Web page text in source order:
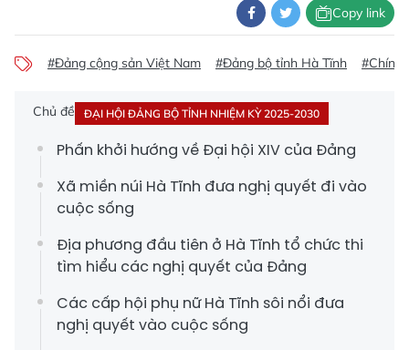
Copy link
#Đảng cộng sản Việt Nam #Đảng bộ tỉnh Hà Tĩnh #Chính
Chủ đề ĐẠI HỘI ĐẢNG BỘ TỈNH NHIỆM KỲ 2025-2030
Phấn khởi hướng về Đại hội XIV của Đảng
Xã miền núi Hà Tĩnh đưa nghị quyết đi vào
cuộc sống
Địa phương đầu tiên ở Hà Tĩnh tổ chức thi
tìm hiểu các nghị quyết của Đảng
Các cấp hội phụ nữ Hà Tĩnh sôi nổi đưa
nghị quyết vào cuộc sống